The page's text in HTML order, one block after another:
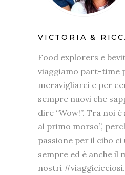
VICTORIA &
Food explorers e
viaggiamo part-time
meravigliarci e per
sempre nuovi che
dire “Wow!”. Tra noi
al primo morso”,
passione per il cibo ci
sempre ed è anche il
nostri #viaggicicciosi.